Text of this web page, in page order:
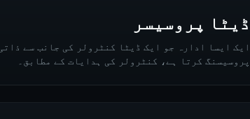
ڈیٹا پروسیسر
ایک ایسا ادارہ جو ایک ڈیٹا کنٹرولر کی جانب سے
پروسیسنگ کرتا ہے، کنٹرولر کی ہدایات کے مطابق۔